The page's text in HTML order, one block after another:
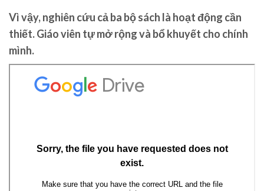
Vì vậy, nghiên cứu cả ba bộ sách là hoạt động cần
thiết. Giáo viên tự mở rộng và bổ khuyết cho chính
mình.